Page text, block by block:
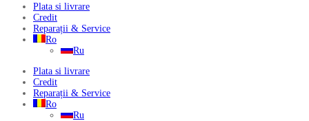
Plata si livrare
Credit
Reparații & Service
Ro
Ru
Plata si livrare
Credit
Reparații & Service
Ro
Ru